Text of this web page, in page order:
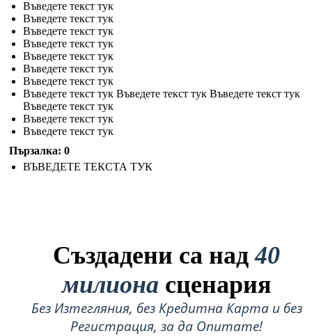
Въведете текст тук
Въведете текст тук
Въведете текст тук
Въведете текст тук
Въведете текст тук
Въведете текст тук
Въведете текст тук
Въведете текст тук Въведете текст тук Въведете текст тук
Въведете текст тук
Въведете текст тук
Въведете текст тук
Пързалка: 0
ВЪВЕДЕТЕ ТЕКСТА ТУК
Създадени са над40
милиона сценария
Без Изтегляния, без Кредитна Карта и без
Регистрация, за да Опитате!